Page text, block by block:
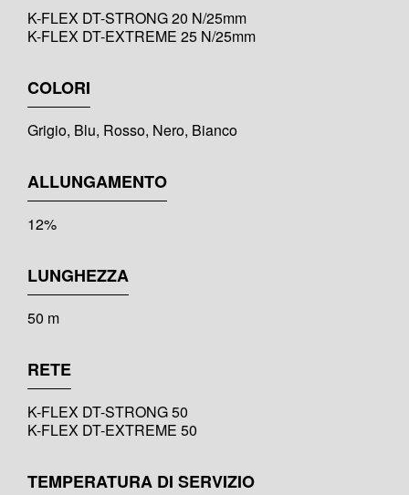
K-FLEX DT-STRONG 20 N/25mm
K-FLEX DT-EXTREME 25 N/25mm
COLORI
Grigio, Blu, Rosso, Nero, Bianco
ALLUNGAMENTO
12%
LUNGHEZZA
50 m
RETE
K-FLEX DT-STRONG 50
K-FLEX DT-EXTREME 50
TEMPERATURA DI SERVIZIO